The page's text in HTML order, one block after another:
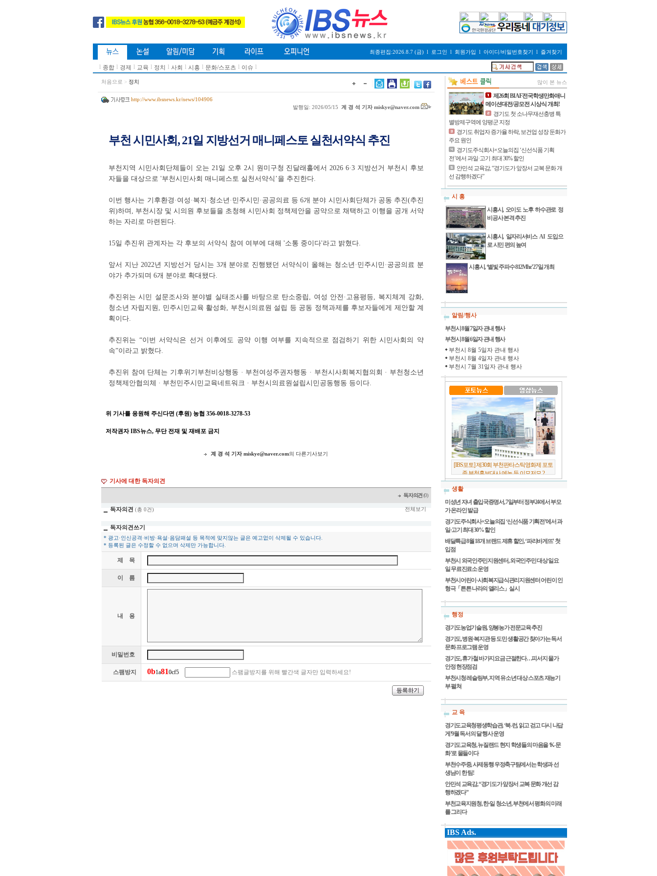
최종편집:2026.8.7 (금) l 로그인 l 회원가입 l 아이디/비밀번호찾기 l 즐겨찾기
l 종합 l 경제 l 교육 l 정치 l 사회 l 시흥 l 문화/스포츠 l 이슈 l
처음으로 > 정치
http://www.ibsnews.kr/news/104906
발행일: 2026/05/15
계 경 석 기자 miskye@naver.com
부천 시민사회, 21일 지방선거 매니페스토 실천서약식 추진
부천지역 시민사회단체들이 오는 21일 오후 2시 원미구청 진달래홀에서 2026 6·3 지방선거 부천시 후보
자들을 대상으로 '부천시민사회 매니페스토 실천서약식’을 추진한다.
이번 행사는 기후환경·여성·복지·청소년·민주시민·공공의료 등 6개 분야 시민사회단체가 공동 추진(추진
위)하며, 부천시장 및 시의원 후보들을 초청해 시민사회 정책제안을 공약으로 채택하고 이행을 공개 서약
하는 자리로 마련된다.
15일 추진위 관계자는 각 후보의 서약식 참여 여부에 대해 '소통 중이다'라고 밝혔다.
앞서 지난 2022년 지방선거 당시는 3개 분야로 진행됐던 서약식이 올해는 청소년·민주시민·공공의료 분
야가 추가되며 6개 분야로 확대됐다.
추진위는 시민 설문조사와 분야별 실태조사를 바탕으로 탄소중립, 여성 안전·고용평등, 복지체계 강화,
청소년 자립지원, 민주시민교육 활성화, 부천시의료원 설립 등 공동 정책과제를 후보자들에게 제안할 계
획이다.
추진위는 “이번 서약식은 선거 이후에도 공약 이행 여부를 지속적으로 점검하기 위한 시민사회의 약
속”이라고 밝혔다.
추진위 참여 단체는 기후위기부천비상행동 · 부천여성주권자행동 · 부천시사회복지협의회 · 부천청소년
정책제안협의체 · 부천민주시민교육네트워크 · 부천시의료원설립시민공동행동 등이다.
위 기사를 응원해 주신다면 (후원) 농협 356-0018-3278-53
저작권자 IBS뉴스, 무단 전재 및 재배포 금지
계 경 석 기자 miskye@naver.com의 다른기사보기
기사에 대한 독자의견
독자의견(0)
독자의견 (총 0건) 전체보기
독자의견쓰기
* 광고·인신공격·비방·욕설·음담패설 등 목적에 맞지않는 글은 예고없이 삭제될 수 있습니다.
* 등록된 글은 수정할 수 없으며 삭제만 가능합니다.
제 목
이 름
내 용
비밀번호
스팸방지 0b1a810cf5 스팸글방지를 위해 빨간색 글자만 입력하세요!
많이 본 뉴스
제26회 BIAF전국학생만화애니
메이션대전/공모전 시상식 개최!
경기도 첫 소나무재선충병 특
별방제구역에 양평군 지정
경기도 취업자 증가율 하락, 보건업 성장 둔화가
주요 원인
경기도주식회사×오늘의집 ‘신선식품 기획
전’에서 과일·고기 최대 30% 할인
안민석 교육감, “경기도가 앞장서 교복 문화 개
선 감행하겠다”
시 흥
시흥시, 오이도 노후 하수관로 정
비공사 본격 추진
시흥시, 일자리서비스 AI 도입으
로 시민 편의 높여
시흥시, ‘별빛 주파수 812Mhz’ 27일 개최
알림/행사
부천시 8월 7일자 관내 행사
부천시 8월 6일자 관내 행사
부천시 8월 5일자 관내 행사
부천시 8월 4일자 관내 행사
부천시 7월 31일자 관내 행사
[IBS포토] 제30회 부천판타스틱영화제 포토
존 부천홍보대사 에녹 등 이모저모 2
생활
미성년 자녀 출입국증명서, 7일부터 정부24에서 부모
가 온라인 발급
경기도주식회사×오늘의집 ‘신선식품 기획전’에서 과
일·고기 최대 30% 할인
배달특급 8월 18개 브랜드 제휴 할인, ‘파리바게뜨’ 첫
입점
부천시 외국인주민지원센터, 외국인주민 대상 일요
일 무료진료소 운영
부천시어린이·사회복지급식관리지원센터 어린이 인
형극「튼튼 나라의 앨리스」실시
행정
경기도농업기술원, 양봉농가 전문교육 추진
경기도, 병원·복지관 등 도민 생활공간 찾아가는 독서
문화 프로그램 운영
경기도, 휴가철 바가지요금 근절한다…피서지 물가
안정 현장점검
부천시청 레슬링부, 지역 유소년 대상 스포츠 재능기
부 펼쳐
교 육
경기도교육청평생학습관, ‘북-런, 읽고 걷고 다시 나답
게’9월 독서의 달 행사 운영
경기도교육청, 뉴질랜드 현지 학생들의 마음을 ‘K-문
화’로 물들이다
부천수주중, 사제동행 우정축구팀에서는 학생과 선
생님이 한 팀!
안민석 교육감, “경기도가 앞장서 교복 문화 개선 감
행하겠다”
부천교육지원청, 한·일 청소년, 부천에서 평화의 미래
를 그리다